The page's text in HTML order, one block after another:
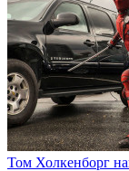
Том Холкенборг